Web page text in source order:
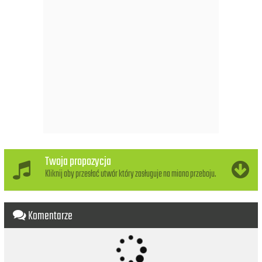
I could stick around and get along with you
It doesn't really mean that I'm into you
Hello
(You're alright but I'm here darling to enjoy the party)
(You're alright but I'm here darling to enjoy the party)
(Alright but I'm here darling to enjoy the party)
(You're alright but I'm here darling to enjoy the party)
Twoja propozycja
Kliknij aby przesłać utwór który zasługuje na miano przeboju.
Komentarze